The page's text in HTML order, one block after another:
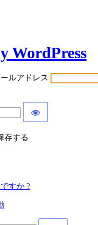
WordPress
ルアドレス
存する
すか ?